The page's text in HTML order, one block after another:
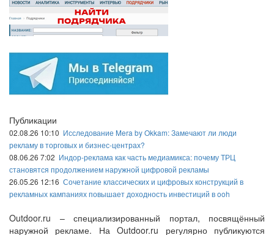
Публикации
02.08.26 10:10 Исследование Mera by Okkam: Замечают ли люди
рекламу в торговых и бизнес-центрах?
08.06.26 7:02 Индор-реклама как часть медиамикса: почему ТРЦ
становятся продолжением наружной цифровой рекламы
26.05.26 12:16 Сочетание классических и цифровых конструкций в
рекламных кампаниях повышает доходность инвестиций в ooh
Outdoor.ru – специализированный портал, посвящённый
наружной рекламе. На Outdoor.ru регулярно публикуются